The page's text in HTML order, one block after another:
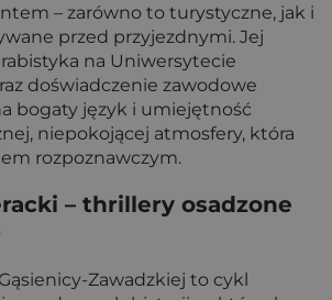
– zarówno to turystyczne, jak i
przed przyjezdnymi. Jej
na Uniwersytecie
doświadczenie zawodowe
bogaty język i umiejętność
niepokojącej atmosfery, która
rozpoznawczym.
– thrillery osadzone
Zawadzkiej to cykl